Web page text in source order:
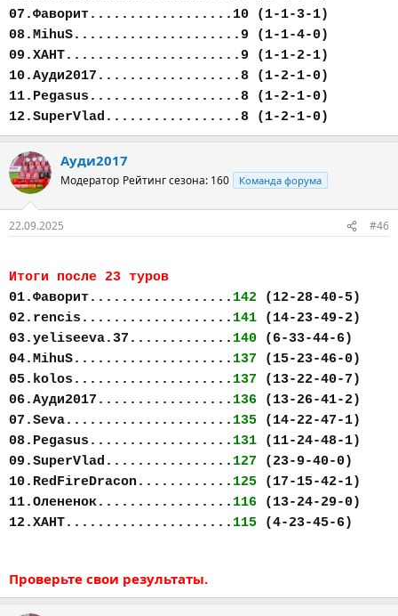
07.Фаворит..................10 (1-1-3-1)
08.MihuS.....................9 (1-1-4-0)
09.ХАНТ......................9 (1-1-2-1)
10.Ауди2017..................8 (1-2-1-0)
11.Pegasus...................8 (1-2-1-0)
12.SuperVlad.................8 (1-2-1-0)
Ауди2017
Модератор Рейтинг сезона: 160 Команда форума
22.09.2025 #46
Итоги после 23 туров
01.Фаворит.................. 142 (12-28-40-5)
02.rencis................... 141 (14-23-49-2)
03.yeliseeva.37............. 140 (6-33-44-6)
04.MihuS.................... 137 (15-23-46-0)
05.kolos.................... 137 (13-22-40-7)
06.Ауди2017................. 136 (13-26-41-2)
07.Seva..................... 135 (14-22-47-1)
08.Pegasus.................. 131 (11-24-48-1)
09.SuperVlad................ 127 (23-9-40-0)
10.RedFireDracon............ 125 (17-15-42-1)
11.Олененок................. 116 (13-24-29-0)
12.ХАНТ..................... 115 (4-23-45-6)
Проверьте свои результаты.